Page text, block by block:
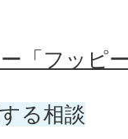
「フッピ
る相談